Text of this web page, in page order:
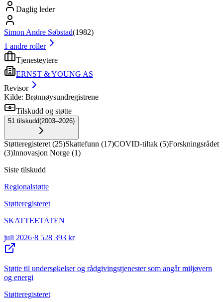
Daglig leder
Simon Andre Søbstad(1982)
1 andre roller
Tjenesteytere
ERNST & YOUNG AS
Revisor
Kilde: Brønnøysundregistrene
Tilskudd og støtte
51 tilskudd(2003–2026)
Støtteregisteret (25)Skattefunn (17)COVID-tiltak (5)Forskningsrådet
(3)Innovasjon Norge (1)
Siste tilskudd
Regionalstøtte
Støtteregisteret
SKATTEETATEN
juli 2026·8 528 393 kr
Støtte til undersøkelser og rådgivingstjenester som angår miljøvern
og energi
Støtteregisteret